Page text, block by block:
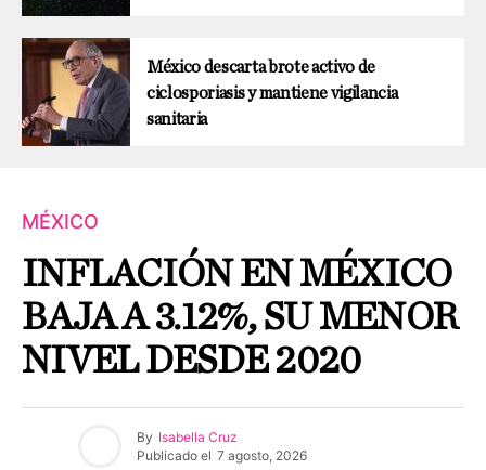
México descarta brote activo de
ciclosporiasis y mantiene vigilancia
sanitaria
MÉXICO
INFLACIÓN EN MÉXICO
BAJA A 3.12%, SU MENOR
NIVEL DESDE 2020
By Isabella Cruz
Publicado el 7 agosto, 2026